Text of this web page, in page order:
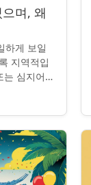
며, 왜
하게 보일
지역적입
는 심지어
그런 걸